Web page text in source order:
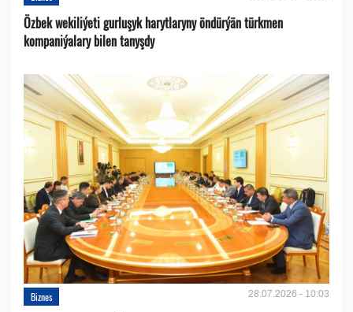
Özbek wekiliýeti gurluşyk harytlaryny öndürýän türkmen
kompaniýalary bilen tanyşdy
Biznes 28.07.2026 - 10:03